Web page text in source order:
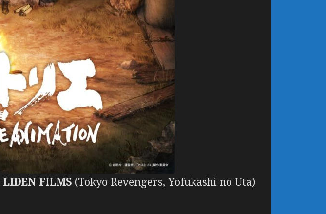
LIDEN FILMS (Tokyo Revengers, Yofukashi no Uta)